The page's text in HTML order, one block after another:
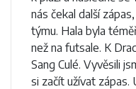
nás čekal další
týmu. Hala byla
než na futsale. K
Sang Culé. Vyvěsili
si začít užívat zápas.